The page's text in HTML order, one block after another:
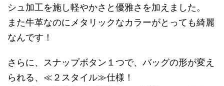
シュ加工を施し軽やかさと優雅さを加えました。
また牛革なのにメタリックなカラーがとっても綺麗
なんです！
さらに、スナップボタン１つで、バッグの形が変え
られる、≪２スタイル≫仕様！